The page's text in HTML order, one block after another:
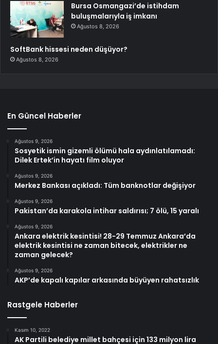
Bursa Osmangazi’de istihdam
buluşmalarıyla iş imkanı
Ağustos 8, 2026
SoftBank hissesi neden düşüyor?
Ağustos 8, 2026
En Güncel Haberler
Ağustos 9, 2026
Sosyetik ismin gizemli ölümü hala aydınlatılamadı:
Dilek Ertek’in hayatı film oluyor
Ağustos 9, 2026
Merkez Bankası açıkladı: Tüm banknotlar değişiyor
Ağustos 9, 2026
Pakistan’da karakola intihar saldırısı; 7 ölü, 15 yaralı
Ağustos 9, 2026
Ankara elektrik kesintisi! 28-29 Temmuz Ankara’da
elektrik kesintisi ne zaman bitecek, elektrikler ne
zaman gelecek?
Ağustos 9, 2026
AKP’de kapalı kapılar arkasında büyüyen rahatsızlık
Rastgele Haberler
Kasım 10, 2022
AK Partili belediye millet bahçesi için 133 milyon lira